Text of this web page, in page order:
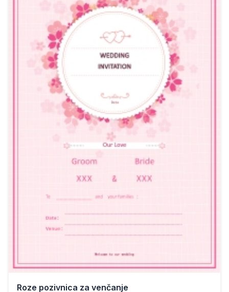
Roze pozivnica za venčanje